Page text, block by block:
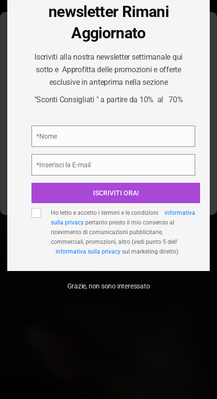
Gestisci Consenso Cookie
Per fornire le migliori esperienze, utilizziamo tecnologie come i
cookie per memorizzare e/o accedere alle informazioni del
dispositivo. Il consenso a queste tecnologie ci permetterà di
elaborare dati come il comportamento di navigazione o ID unici
Accetta
Nega
Visualizza le preferenze
TAG:ZERBINI
HOME/ZERBINI
newsletter Rimani
Aggiornato
Iscriviti alla nostra newsletter settimanale qui
sotto e Approfitta delle promozioni e offerte
esclusive in anteprima nella sezione
"Sconti Consigliati " a partire da 10% al 70%
*Nome
*Inserisci la E-mail
ISCRIVITI ORA!
Ho letto e accetto i termini e le condizioni
informativa
sulla privacy pertanto presto il mio consenso al
ricevimento di comunicazioni pubblicitarie,
commerciali, promozioni, altro (vedi punto 5 dell'
informativa sulla privacy sul marketing diretto)
Grazie, non sono interessato